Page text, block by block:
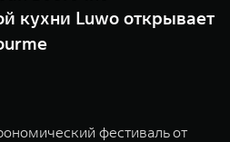
от 10 199
кухни Luwo открывает
фестиваль от